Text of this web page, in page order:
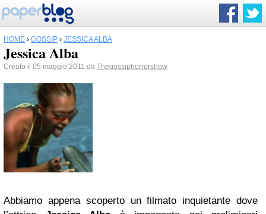
HOME › GOSSIP › JESSICA ALBA
Jessica Alba
Creato il 05 maggio 2011 da Thegossiphorrorshow
Abbiamo appena scoperto un filmato inquietante dove